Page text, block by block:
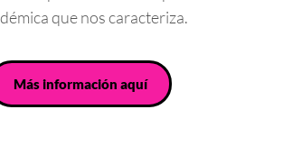
que nos caracteriza.
Más información aquí